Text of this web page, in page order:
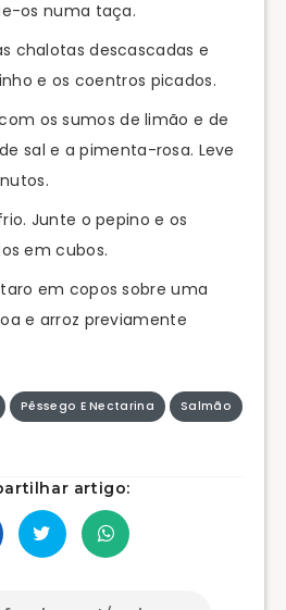
os numa taça.
chalotas descascadas e
e os coentros picados.
os sumos de limão e de
sal e a pimenta-rosa. Leve
Junte o pepino e os
em cubos.
em copos sobre uma
e arroz previamente
Pêssego E Nectarina Salmão
artigo: